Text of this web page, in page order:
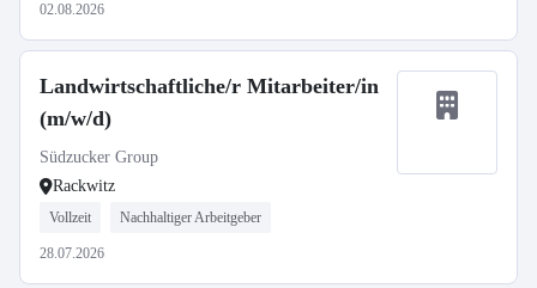
02.08.2026
Landwirtschaftliche/r Mitarbeiter/in
(m/w/d)
Südzucker Group
Rackwitz
Vollzeit Nachhaltiger Arbeitgeber
28.07.2026